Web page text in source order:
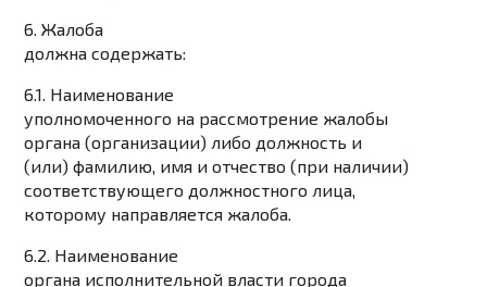
6. Жалоба
должна содержать:
6.1. Наименование
уполномоченного на рассмотрение жалобы
органа (организации) либо должность и
(или) фамилию, имя и отчество (при наличии)
соответствующего должностного лица,
которому направляется жалоба.
6.2. Наименование
органа исполнительной власти города